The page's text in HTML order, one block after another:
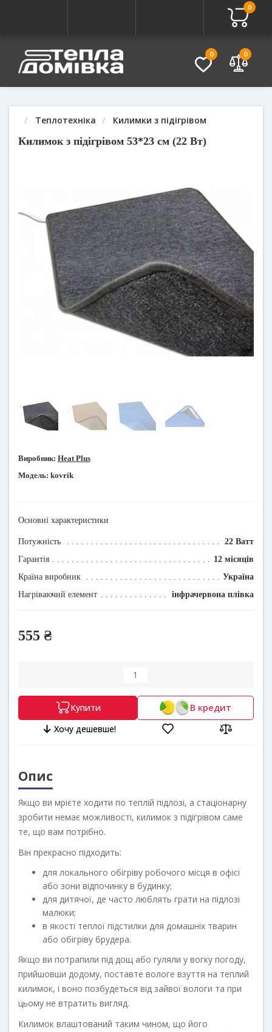
0
0 0
Теплотехніка Килимки з підігрівом
Килимок з підігрівом 53*23 см (22 Вт)
Питання - Відповідь
Виробник: Heat Plus
Модель: kovrik
Основні характеристики
Потужність
22 Ватт
Гарантія
12 місяців
Країна виробник
Україна
Нагріваючий елемент
інфрачервона плівка
555 ₴
Купити В кредит
Хочу дешевше!
Опис
Якщо ви мрієте ходити по теплій підлозі, а стаціонарну
зробити немає можливості, килимок з підігрівом саме
те, що вам потрібно.
Він прекрасно підходить:
для локального обігріву робочого місця в офісі
або зони відпочинку в будинку;
для дитячої, де часто люблять грати на підлозі
малюки;
в якості теплої підстилки для домашніх тварин
або обігріву брудера.
Якщо ви потрапили під дощ або гуляли у вогку погоду,
прийшовши додому, поставте вологе взуття на теплий
килимок, і воно позбудеться від зайвої вологи та при
цьому не втратить вигляд.
Килимок влаштований таким чином, що його